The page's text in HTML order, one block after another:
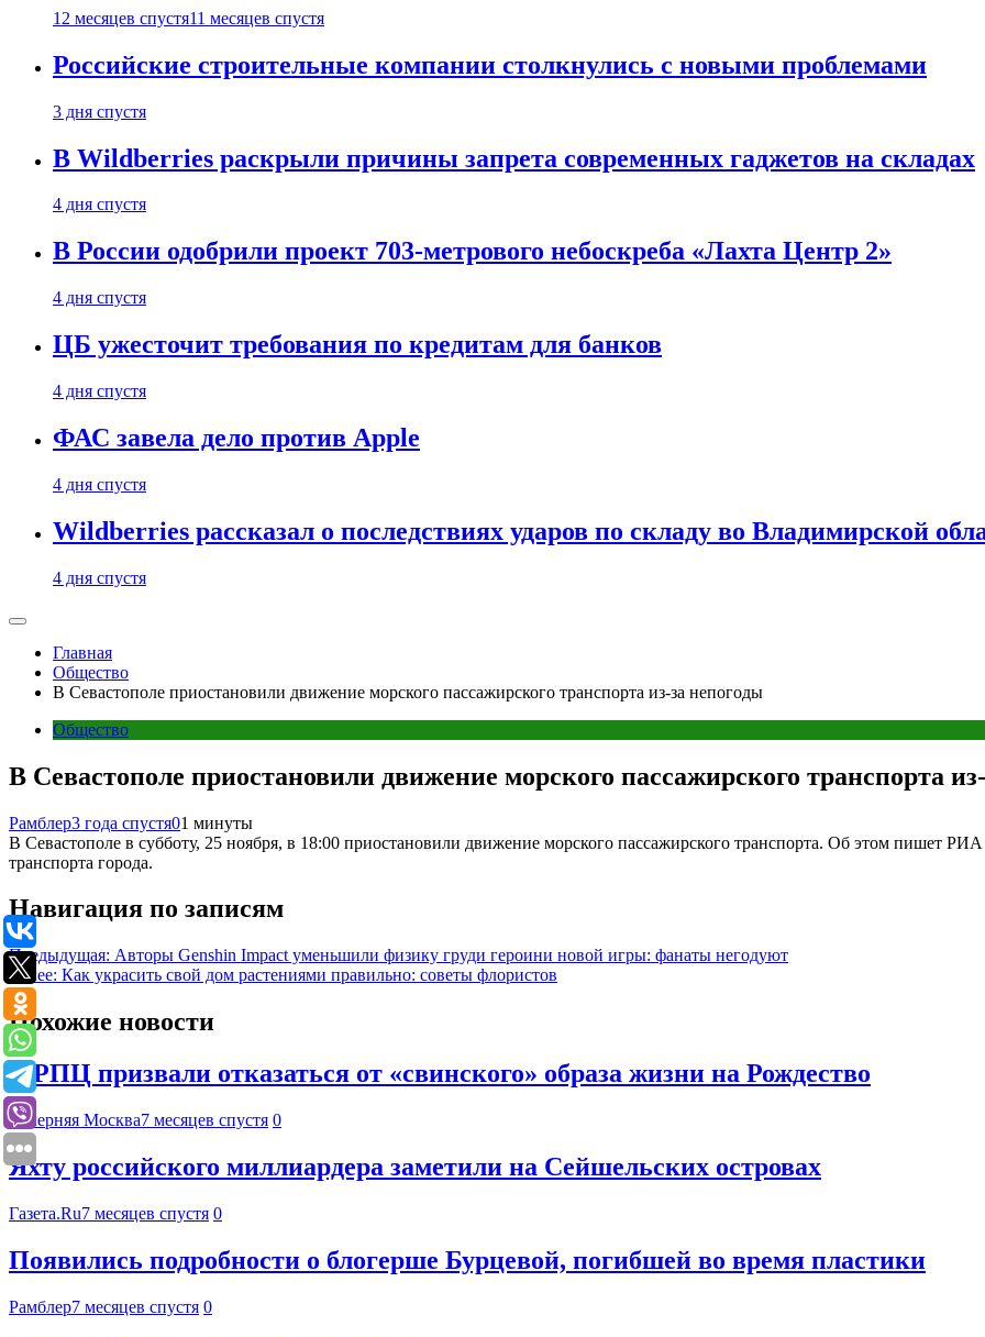
12 месяцев спустя11 месяцев спустя
Российские строительные компании столкнулись с новыми проблемами
3 дня спустя
В Wildberries раскрыли причины запрета современных гаджетов на складах
4 дня спустя
В России одобрили проект 703-метрового небоскреба «Лахта Центр 2»
4 дня спустя
ЦБ ужесточит требования по кредитам для банков
4 дня спустя
ФАС завела дело против Apple
4 дня спустя
Wildberries рассказал о последствиях ударов по складу во Владимирской
4 дня спустя
Главная
Общество
В Севастополе приостановили движение морского пассажирского транспорта из-за непогоды
Общество
В Севастополе приостановили движение морского пассажирского транспорта
Рамблер3 года спустя01 минуты
В Севастополе в субботу, 25 ноября, в 18:00 приостановили движение морского пассажирского транспорта. Об этом пишет
транспорта города.
Навигация по записям
Предыдущая: Авторы Genshin Impact уменьшили физику груди героини новой игры: фанаты негодуют
Далее: Как украсить свой дом растениями правильно: советы флористов
Похожие новости
В РПЦ призвали отказаться от «свинского» образа жизни на Рождество
Вечерняя Москва7 месяцев спустя 0
Яхту российского миллиардера заметили на Сейшельских островах
Газета.Ru7 месяцев спустя 0
Появились подробности о блогерше Бурцевой, погибшей во время пластики
Рамблер7 месяцев спустя 0